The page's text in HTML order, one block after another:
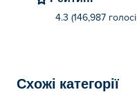
4.3 (146,987
Схожі категорії